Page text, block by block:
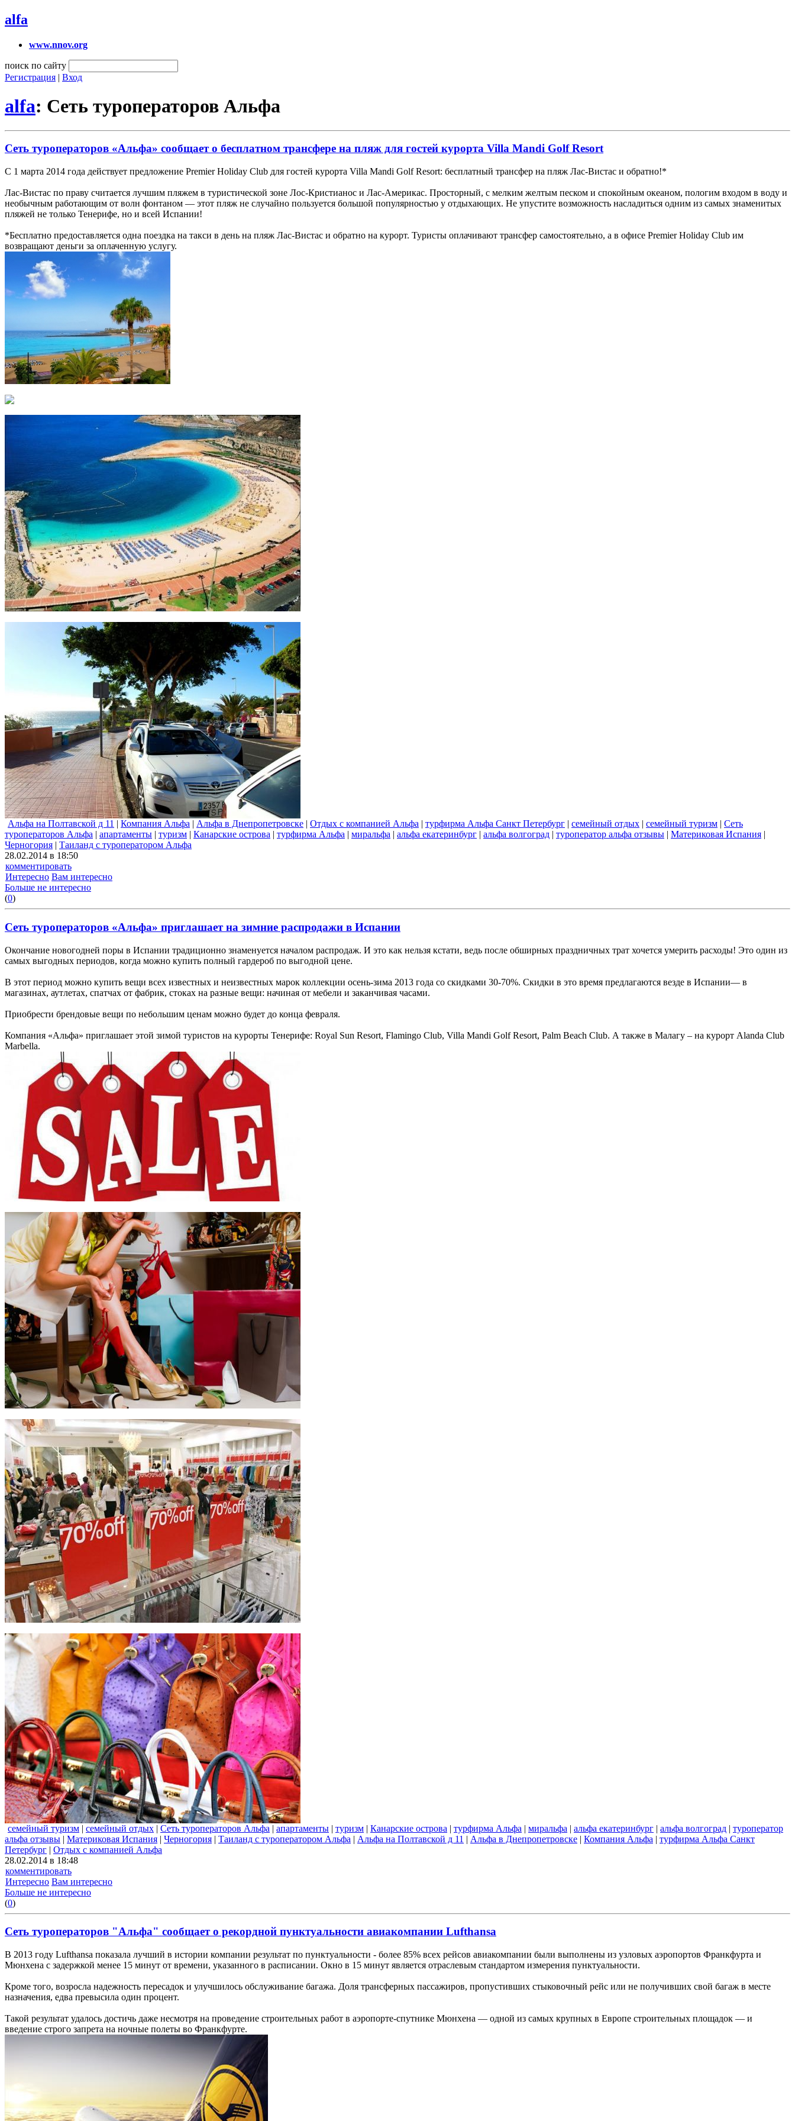
alfa
www.nnov.org
поиск по сайту
Регистрация | Вход
alfa: Сеть туроператоров Альфа
Сеть туроператоров «Альфа» сообщает о бесплатном трансфере на пляж для гостей курорта Villa Mandi Golf Resort
С 1 марта 2014 года действует предложение Premier Holiday Club для гостей курорта Villa Mandi Golf Resort: бесплатный трансфер на пляж Лас-Вистас и обратно!*
Лас-Вистас по праву считается лучшим пляжем в туристической зоне Лос-Кристианос и Лас-Америкас. Просторный, с мелким желтым песком и спокойным океаном, пологим входом в воду и
необычным работающим от волн фонтаном — этот пляж не случайно пользуется большой популярностью у отдыхающих. Не упустите возможность насладиться одним из самых знаменитых
пляжей не только Тенерифе, но и всей Испании!
*Бесплатно предоставляется одна поездка на такси в день на пляж Лас-Вистас и обратно на курорт. Туристы оплачивают трансфер самостоятельно, а в офисе Premier Holiday Club им
возвращают деньги за оплаченную услугу.
Альфа на Полтавской д 11 | Компания Альфа | Альфа в Днепропетровске | Отдых с компанией Альфа | турфирма Альфа Санкт Петербург | семейный отдых | семейный туризм | Сеть
туроператоров Альфа | апартаменты | туризм | Канарские острова | турфирма Альфа | миральфа | альфа екатеринбург | альфа волгоград | туроператор альфа отзывы | Материковая Испания |
Черногория | Таиланд с туроператором Альфа
28.02.2014 в 18:50
комментировать
Интересно Вам интересно
Больше не интересно
(0)
Сеть туроператоров «Альфа» приглашает на зимние распродажи в Испании
Окончание новогодней поры в Испании традиционно знаменуется началом распродаж. И это как нельзя кстати, ведь после обширных праздничных трат хочется умерить расходы! Это один из
самых выгодных периодов, когда можно купить полный гардероб по выгодной цене.
В этот период можно купить вещи всех известных и неизвестных марок коллекции осень-зима 2013 года со скидками 30-70%. Скидки в это время предлагаются везде в Испании— в
магазинах, аутлетах, спатчах от фабрик, стоках на разные вещи: начиная от мебели и заканчивая часами.
Приобрести брендовые вещи по небольшим ценам можно будет до конца февраля.
Компания «Альфа» приглашает этой зимой туристов на курорты Тенерифе: Royal Sun Resort, Flamingo Club, Villa Mandi Golf Resort, Palm Beach Club. А также в Малагу – на курорт Alanda Club
Marbella.
семейный туризм | семейный отдых | Сеть туроператоров Альфа | апартаменты | туризм | Канарские острова | турфирма Альфа | миральфа | альфа екатеринбург | альфа волгоград | туроператор
альфа отзывы | Материковая Испания | Черногория | Таиланд с туроператором Альфа | Альфа на Полтавской д 11 | Альфа в Днепропетровске | Компания Альфа | турфирма Альфа Санкт
Петербург | Отдых с компанией Альфа
28.02.2014 в 18:48
комментировать
Интересно Вам интересно
Больше не интересно
(0)
Сеть туроператоров "Альфа" сообщает о рекордной пунктуальности авиакомпании Lufthansa
В 2013 году Lufthansa показала лучший в истории компании результат по пунктуальности - более 85% всех рейсов авиакомпании были выполнены из узловых аэропортов Франкфурта и
Мюнхена с задержкой менее 15 минут от времени, указанного в расписании. Окно в 15 минут является отраслевым стандартом измерения пунктуальности.
Кроме того, возросла надежность пересадок и улучшилось обслуживание багажа. Доля трансферных пассажиров, пропустивших стыковочный рейс или не получивших свой ​​багаж в месте
назначения, едва превысила один процент.
Такой результат удалось достичь даже несмотря на проведение строительных работ в аэропорте-спутнике Мюнхена — одной из самых крупных в Европе строительных площадок — и
введение строго запрета на ночные полеты во Франкфурте.